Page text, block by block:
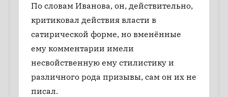
По словам Иванова, он, действительно,
критиковал действия власти в
сатирической форме, но вменённые
ему комментарии имели
несвойственную ему стилистику и
различного рода призывы, сам он их не
писал.